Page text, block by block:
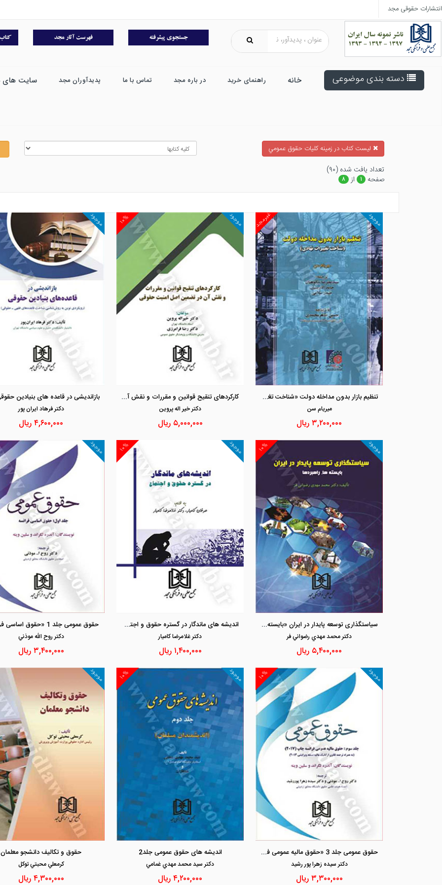
انتشارات حقوقی مجد
دسته بندی موضوعی خانه راهنمای خرید در باره مجد تماس با ما پدیدآوران مجد سایت های
ليست كتاب در زمينه كليات حقوق عمومي
تعداد يافت شده (۹۰)
صفحه
۱ از ۸
غیرمجد موجود
تنظیم بازار بدون مداخله دولت «شناخت تغییرات نهادی»
ميريام سن
۳,۲۰۰,۰۰۰ریال
۱۰% موجود
کارکردهای تنقیح قوانین و مقررات و نقش آن در تضمین اصل امنیت حقوقی
دكتر خير اله پروين
۵,۰۰۰,۰۰۰ ریال
موجود
دكتر فرهاد ايران پور
۴,۶۰۰,۰۰۰ریال
۱۰% موجود
سیاستگذاری توسعه پایدار در ایران «بایسته ها، راهبردها»
دكتر محمد مهدي رضواني فر
۵,۴۰۰,۰۰۰ ریال
۱۰% موجود
اندیشه های ماندگار در گستره حقوق و اجتماع
دكتر غلامرضا كاميار
۱,۴۰۰,۰۰۰ ریال
موجود
حقوق عمومی جلد 1 «حقوق اساسی فرانسه»
دكتر روح الله موذني
۳,۴۰۰,۰۰۰ریال
۱۰% موجود
مشاهده و خرید
حقوق عمومی جلد 3 «حقوق مالیه عمومی فرانسه چاپ 2017» (به همراه ترجمه قانون ارگانیک مالیه نسخه ویرایشی2013)
دكتر سيده زهرا پور رشيد
۳,۳۰۰,۰۰۰ریال
۱۰% موجود
اندیشه های حقوق عمومی جلد2
دكتر سيد محمد مهدي غمامي
۴,۲۰۰,۰۰۰ریال
موجود
حقوق و تکالیف دانشجو معلمان
كرمعلي محبتي توكل
۴,۳۰۰,۰۰۰ریال